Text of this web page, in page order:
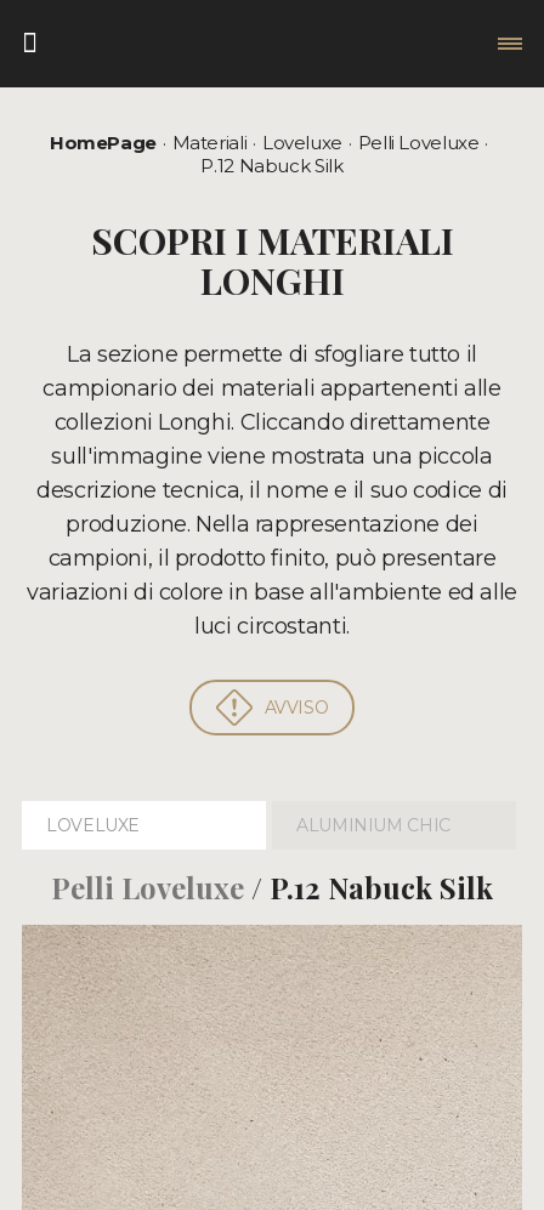
HomePage Materiali Loveluxe
Pelli Loveluxe
P.12 Nabuck Silk
SCOPRI I MATERIALI
LONGHI
La sezione permette di sfogliare tutto il
campionario dei materiali appartenenti alle
collezioni Longhi. Cliccando direttamente
sull'immagine viene mostrata una piccola
descrizione tecnica, il nome e il suo codice di
produzione. Nella rappresentazione dei
campioni, il prodotto finito, può presentare
variazioni di colore in base all'ambiente ed alle
luci circostanti.
AVVISO
LOVELUXE ALUMINIUM CHIC
Pelli Loveluxe / P.12 Nabuck Silk